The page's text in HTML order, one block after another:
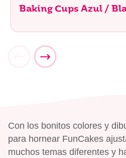
Baking Cups Azul /
Con los bonitos colores y
para hornear FunCakes
muchos temas diferentes y